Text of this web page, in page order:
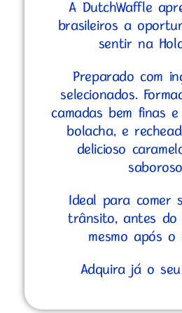
A DutchWaffle
brasileiros a
sentir na
Preparado com
selecionados.
camadas bem finas
bolacha, e
delicioso
Ideal para comer
trânsito, antes do
mesmo após o
Adquira já o